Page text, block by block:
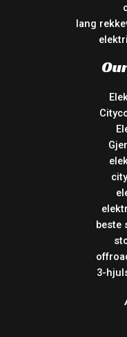
lang
beste
3-